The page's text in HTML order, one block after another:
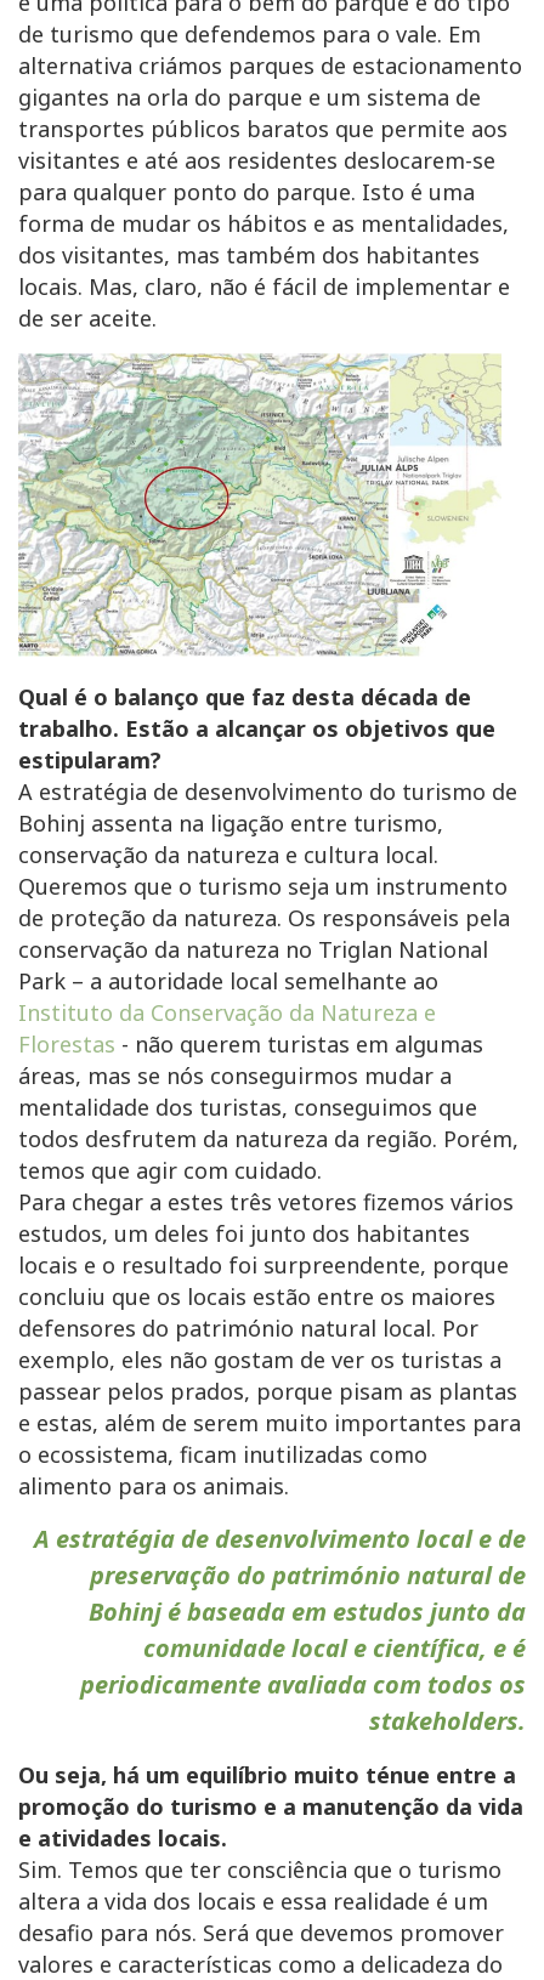
de turismo que defendemos para o vale. Em
alternativa criámos parques de estacionamento
gigantes na orla do parque e um sistema de
transportes públicos baratos que permite aos
visitantes e até aos residentes deslocarem-se
para qualquer ponto do parque. Isto é uma
forma de mudar os hábitos e as mentalidades,
dos visitantes, mas também dos habitantes
locais. Mas, claro, não é fácil de implementar e
de ser aceite.
Qual é o balanço que faz desta década de
trabalho. Estão a alcançar os objetivos que
estipularam?
A estratégia de desenvolvimento do turismo de
Bohinj assenta na ligação entre turismo,
conservação da natureza e cultura local.
Queremos que o turismo seja um instrumento
de proteção da natureza. Os responsáveis pela
conservação da natureza no Triglan National
Park – a autoridade local semelhante ao
Instituto da Conservação da Natureza e
Florestas - não querem turistas em algumas
áreas, mas se nós conseguirmos mudar a
mentalidade dos turistas, conseguimos que
todos desfrutem da natureza da região. Porém,
temos que agir com cuidado.
Para chegar a estes três vetores fizemos vários
estudos, um deles foi junto dos habitantes
locais e o resultado foi surpreendente, porque
concluiu que os locais estão entre os maiores
defensores do património natural local. Por
exemplo, eles não gostam de ver os turistas a
passear pelos prados, porque pisam as plantas
e estas, além de serem muito importantes para
o ecossistema, ficam inutilizadas como
alimento para os animais.
A estratégia de desenvolvimento local e de
preservação do património natural de
Bohinj é baseada em estudos junto da
comunidade local e científica, e é
periodicamente avaliada com todos os
stakeholders.
Ou seja, há um equilíbrio muito ténue entre a
promoção do turismo e a manutenção da vida
e atividades locais.
Sim. Temos que ter consciência que o turismo
altera a vida dos locais e essa realidade é um
desafio para nós. Será que devemos promover
valores e características como a delicadeza do